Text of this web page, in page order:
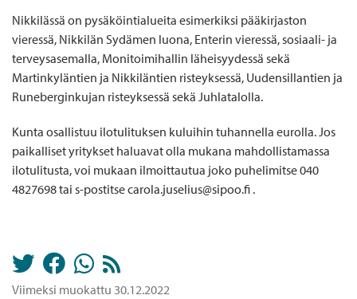
Nikkilässä on pysäköintialueita esimerkiksi pääkirjaston
vieressä, Nikkilän Sydämen luona, Enterin vieressä, sosiaali- ja
terveysasemalla, Monitoimihallin läheisyydessä sekä
Martinkyläntien ja Nikkiläntien risteyksessä, Uudensillantien ja
Runeberginkujan risteyksessä sekä Juhlatalolla.
Kunta osallistuu ilotulituksen kuluihin tuhannella eurolla. Jos
paikalliset yritykset haluavat olla mukana mahdollistamassa
ilotulitusta, voi mukaan ilmoittautua joko puhelimitse 040
4827698 tai s-postitse carola.juselius@sipoo.fi .
Viimeksi muokattu 30.12.2022